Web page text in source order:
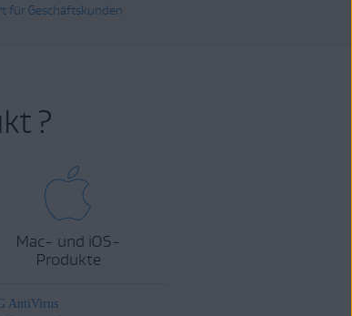
für Geschäftskunden
?
Mac- und iOS-
Produkte
AntiVirus